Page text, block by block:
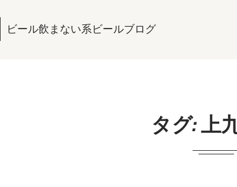
ビール飲まない系ビールブログ
タグ:上